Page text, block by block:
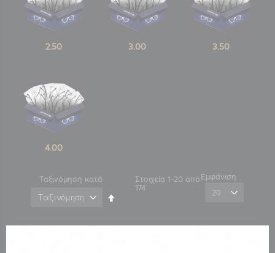
2.50 3.00 3.50
4.00
Ταξινόμηση κατά
Φθίνουσα
Στοιχεία 1-20 από
174
Εμφάνιση